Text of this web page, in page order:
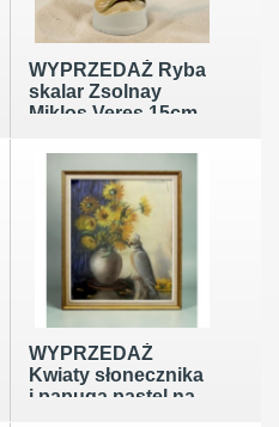
WYPRZEDAŻ Ryba
skalar Zsolnay
Miklos Veres 15cm
WYPRZEDAŻ
Kwiaty słonecznika
i papuga pastel na